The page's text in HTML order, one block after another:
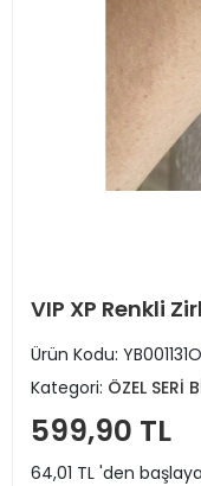
VIP XP Renkli
Ürün Kodu:
Kategori: ÖZEL SERİ
599,90 TL
64,01 TL 'den